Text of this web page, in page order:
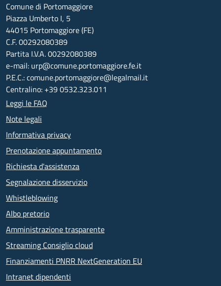
Comune di Portomaggiore
Piazza Umberto I, 5
44015 Portomaggiore (FE)
C.F. 00292080389
Partita I.V.A. 00292080389
e-mail: urp@comune.portomaggiore.fe.it
P.E.C.: comune.portomaggiore@legalmail.it
Centralino: +39 0532.323.011
Leggi le FAQ
Note legali
Informativa privacy
Prenotazione appuntamento
Richiesta d'assistenza
Segnalazione disservizio
Whistleblowing
Albo pretorio
Amministrazione trasparente
Streaming Consiglio cloud
Finanziamenti PNRR NextGeneration EU
Intranet dipendenti